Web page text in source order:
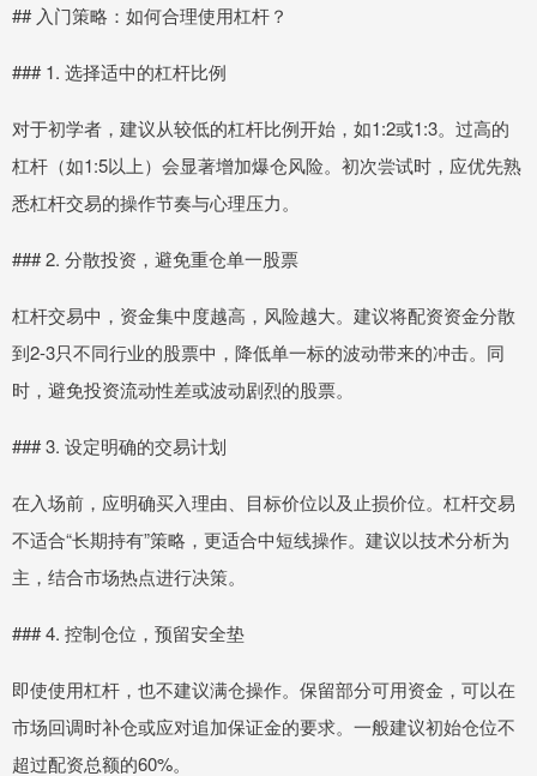
## 入门策略：如何合理使用杠杆？
### 1. 选择适中的杠杆比例
对于初学者，建议从较低的杠杆比例开始，如1:2或1:3。过高的
杠杆（如1:5以上）会显著增加爆仓风险。初次尝试时，应优先熟
悉杠杆交易的操作节奏与心理压力。
### 2. 分散投资，避免重仓单一股票
杠杆交易中，资金集中度越高，风险越大。建议将配资资金分散
到2-3只不同行业的股票中，降低单一标的波动带来的冲击。同
时，避免投资流动性差或波动剧烈的股票。
### 3. 设定明确的交易计划
在入场前，应明确买入理由、目标价位以及止损价位。杠杆交易
不适合“长期持有”策略，更适合中短线操作。建议以技术分析为
主，结合市场热点进行决策。
### 4. 控制仓位，预留安全垫
即使使用杠杆，也不建议满仓操作。保留部分可用资金，可以在
市场回调时补仓或应对追加保证金的要求。一般建议初始仓位不
超过配资总额的60%。